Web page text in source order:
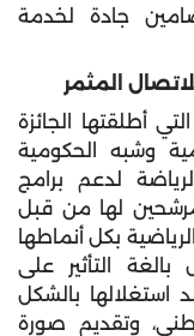
جادة لخدمة
المثمر
أطلقتها الجائزة
وشبه الحكومية
لدعم برامج
لها من قبل
بكل أنماطها
بالغة التأثير على
استغلالها بالشكل
وتقديم صورة